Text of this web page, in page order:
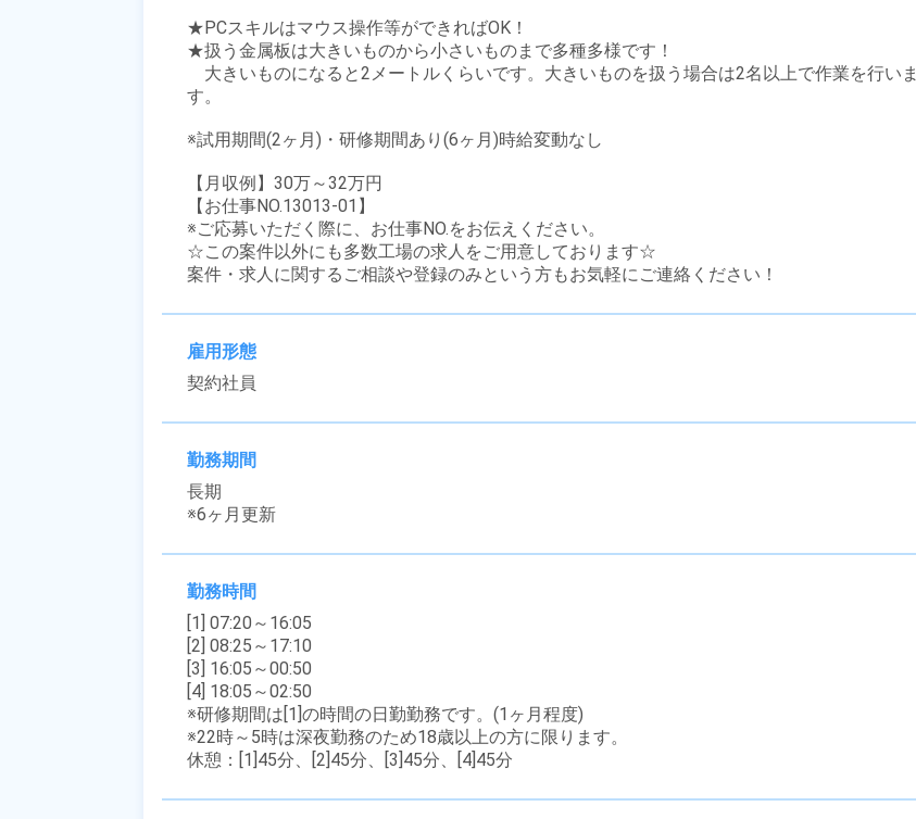
★PCスキルはマウス操作等ができればOK！
★扱う金属板は大きいものから小さいものまで多種多様です！
大きいものになると2メートルくらいです。大きいものを扱う場合は2名以上で作業を行いま
す。
※試用期間(2ヶ月)・研修期間あり(6ヶ月)時給変動なし
【月収例】30万～32万円
【お仕事NO.13013-01】
※ご応募いただく際に、お仕事NO.をお伝えください。
☆この案件以外にも多数工場の求人をご用意しております☆
案件・求人に関するご相談や登録のみという方もお気軽にご連絡ください！
雇用形態
契約社員
勤務期間
長期
※6ヶ月更新
勤務時間
[1] 07:20～16:05
[2] 08:25～17:10
[3] 16:05～00:50
[4] 18:05～02:50
※研修期間は[1]の時間の日勤勤務です。(1ヶ月程度)
※22時～5時は深夜勤務のため18歳以上の方に限ります。
休憩：[1]45分、[2]45分、[3]45分、[4]45分